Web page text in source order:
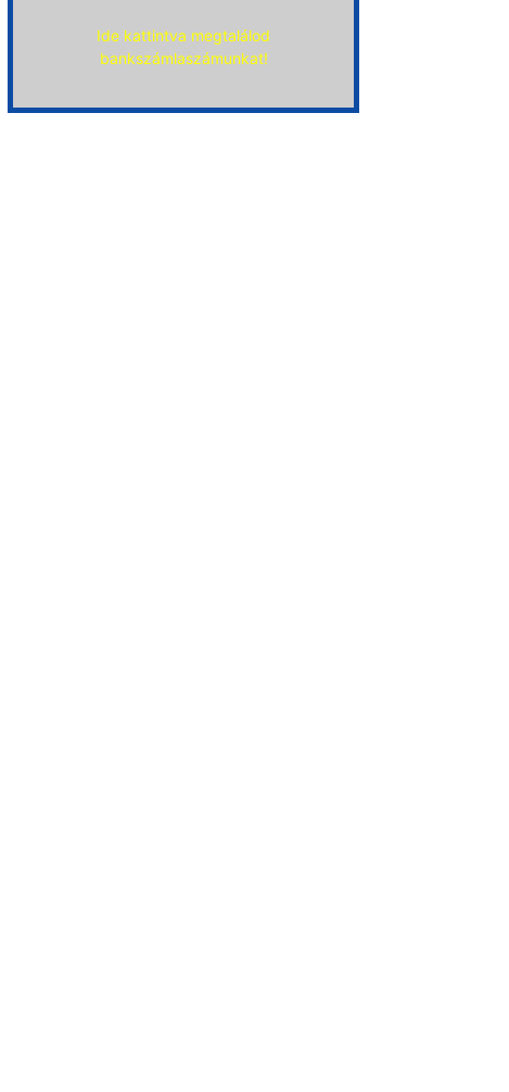
Ide kattintva megtalálod
bankszámlaszámunkat!